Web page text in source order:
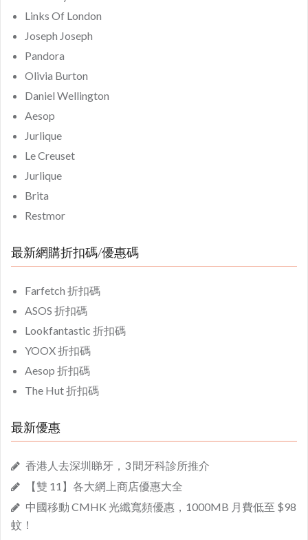
Links Of London
Joseph Joseph
Pandora
Olivia Burton
Daniel Wellington
Aesop
Jurlique
Le Creuset
Jurlique
Brita
Restmor
最新網購折扣碼/優惠碼
Farfetch 折扣碼
ASOS 折扣碼
Lookfantastic 折扣碼
YOOX 折扣碼
Aesop 折扣碼
The Hut 折扣碼
最新優惠
香港人去深圳睇牙，3 間牙科診所推介
【雙 11】各大網上商店優惠大全
中國移動 CMHK 光纖寬頻優惠，1000MB 月費低至 $98
蚊！